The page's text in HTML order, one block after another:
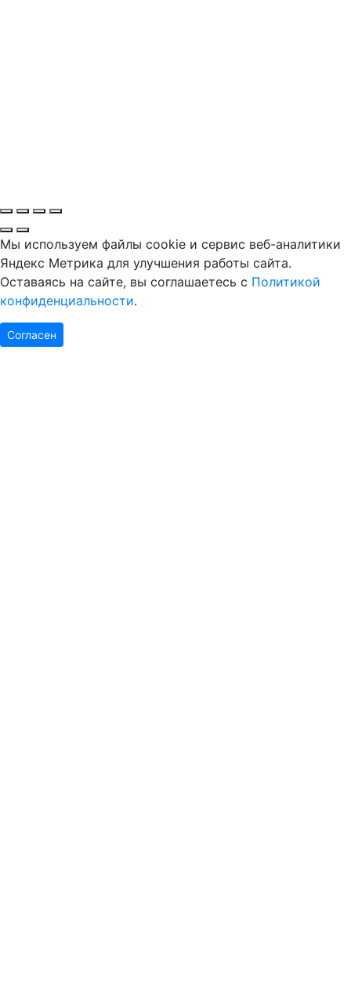
Мы используем файлы cookie и сервис веб-аналитики
Яндекс Метрика для улучшения работы сайта.
Оставаясь на сайте, вы соглашаетесь с Политикой
конфиденциальности.
Согласен